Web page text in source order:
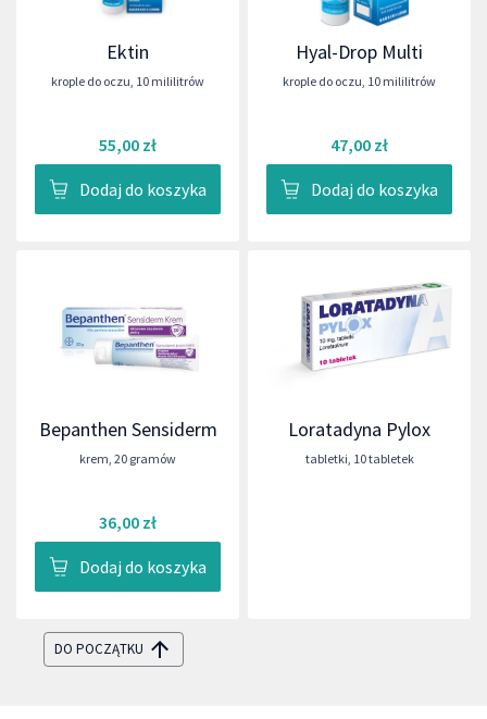
Ektin
krople do oczu 10 mililitrów
55,00 zł
Dodaj do koszyka
Hyal-Drop Multi
krople do oczu 10 mililitrów
47,00 zł
Dodaj do koszyka
Bepanthen Sensiderm
krem 20 gramów
36,00 zł
Dodaj do koszyka
Loratadyna Pylox
tabletki 10 tabletek
DO POCZĄTKU